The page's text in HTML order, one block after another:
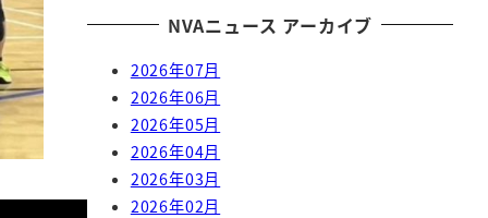
NVAニュース アーカイブ
2026年07月
2026年06月
2026年05月
2026年04月
2026年03月
2026年02月